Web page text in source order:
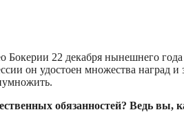
22 декабря нынешнего
он удостоен множества наград
обязанностей? Ведь вы,